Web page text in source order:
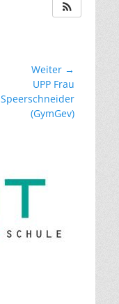
Weiter →
UPP Frau
Speerschneider
(GymGev)